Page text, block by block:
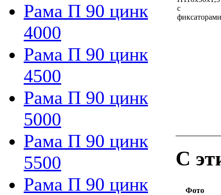
Рама П 90 цинк
4000
Рама П 90 цинк
4500
Рама П 90 цинк
5000
Рама П 90 цинк
5500
Рама П 90 цинк
С
Фото